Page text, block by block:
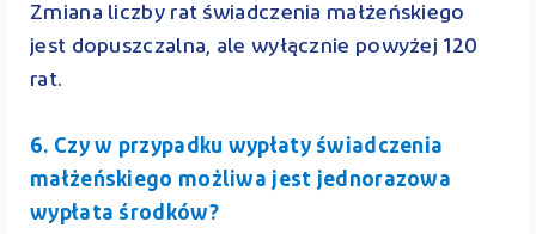
Zmiana liczby rat świadczenia małżeńskiego
jest dopuszczalna, ale wyłącznie powyżej 120
rat.
6. Czy w przypadku wypłaty świadczenia
małżeńskiego możliwa jest jednorazowa
wypłata środków?